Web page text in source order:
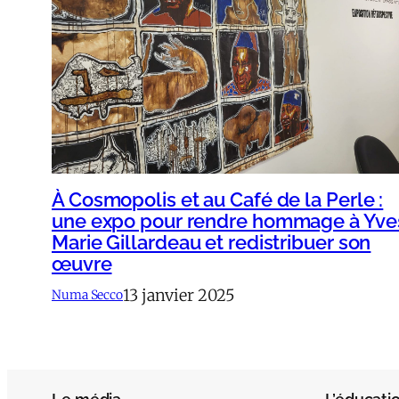
À Cosmopolis et au Café de la Perle :
une expo pour rendre hommage à
Marie Gillardeau et redistribuer son
œuvre
Numa Secco13 janvier 2025